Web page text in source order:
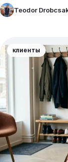
Teodor
клиенты